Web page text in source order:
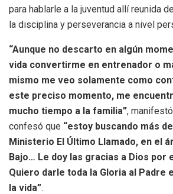
para hablarle a la juventud allí reunida
la disciplina y perseverancia a nivel
“Aunque no descarto en algún
vida convertirme en entrenador o
mismo me veo solamente como
este preciso momento, me
mucho tiempo a la familia”,
confesó que “estoy buscando más
Ministerio El Último Llamado, en el
Bajo… Le doy las gracias a Dios por
Quiero darle toda la Gloria al Padre
la vida”.